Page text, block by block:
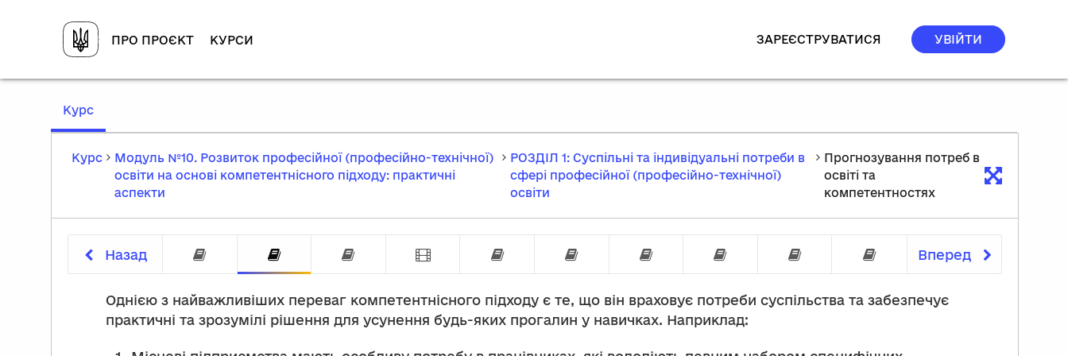
ПРО ПРОЄКТ КУРСИ ЗАРЕЄСТРУВАТИСЯ УВІЙТИ
Курс,
Курс
Модуль №10. Розвиток професійної (професійно-технічної)
освіти на основі компетентнісного підходу: практичні
аспекти
РОЗДІЛ 1: Суспільні та індивідуальні потреби в
сфері професійної (професійно-технічної)
освіти
Прогнозування потреб в
освіті та
компетентностях
Назад Вперед
Вступ до темиПрогнозування потреб в освіті та компетентностях
Прогнозування потреб у навичках
Відео: Прогнозування потреб у навичках, Фінляндія
Адаптація програм і навчальних планів
Підтримка індивідуальних потреб
Індивідуальні траєкторії навчання
Впровадження індивідуального навчання
Як дізнатися про потреби
Індивідуальне
Однією з найважливіших переваг компетентнісного підходу є те, що він враховує потреби суспільства та забезпечує
практичні та зрозумілі рішення для усунення будь-яких прогалин у навичках. Наприклад: